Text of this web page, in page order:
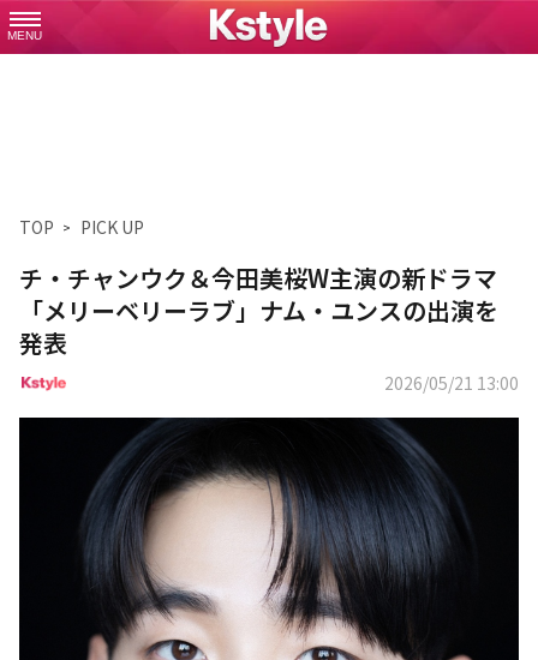
MENU
TOP PICK UP
チ・チャンウク＆今田美桜W主演の新ドラマ
「メリーベリーラブ」ナム・ユンスの出演を
発表
2026/05/21 13:00